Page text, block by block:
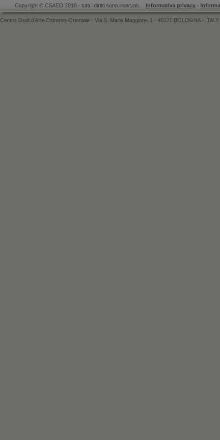
Copyright © CSAEO 2010 - tutti i diritti sono riservati. Informativa privacy -
Centro Studi d'Arte Estremo-Orientale - Via S. Maria Maggiore, 1 - 40121 BOLOGNA -